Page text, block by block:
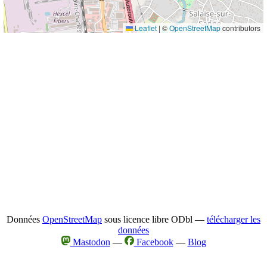
Leaflet | ©OpenStreetMapcontributors
Données OpenStreetMap sous licence libre ODbl — télécharger les
données
Mastodon — Facebook— Blog